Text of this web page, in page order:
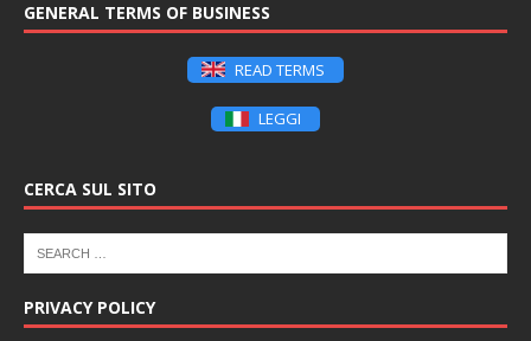
GENERAL TERMS OF BUSINESS
READ TERMS
LEGGI
CERCA SUL SITO
PRIVACY POLICY